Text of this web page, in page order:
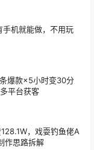
机就能做，不用玩
爆款×5小时变30分
平台获客
，戏耍钓鱼佬A
作思路拆解